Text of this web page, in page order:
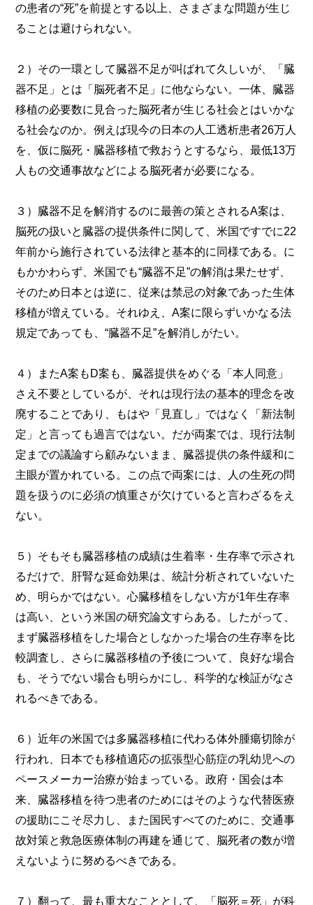
の患者の“死”を前提とする以上、さまざまな問題が生じ
ることは避けられない。
２）その一環として臓器不足が叫ばれて久しいが、「臓
器不足」とは「脳死者不足」に他ならない。一体、臓器
移植の必要数に見合った脳死者が生じる社会とはいかな
る社会なのか。例えば現今の日本の人工透析患者26万人
を、仮に脳死・臓器移植で救おうとするなら、最低13万
人もの交通事故などによる脳死者が必要になる。
３）臓器不足を解消するのに最善の策とされるA案は、
脳死の扱いと臓器の提供条件に関して、米国ですでに22
年前から施行されている法律と基本的に同様である。に
もかかわらず、米国でも“臓器不足”の解消は果たせず、
そのため日本とは逆に、従来は禁忌の対象であった生体
移植が増えている。それゆえ、A案に限らずいかなる法
規定であっても、“臓器不足”を解消しがたい。
４）またA案もD案も、臓器提供をめぐる「本人同意」
さえ不要としているが、それは現行法の基本的理念を改
廃することであり、もはや「見直し」ではなく「新法制
定」と言っても過言ではない。だが両案では、現行法制
定までの議論すら顧みないまま、臓器提供の条件緩和に
主眼が置かれている。この点で両案には、人の生死の問
題を扱うのに必須の慎重さが欠けていると言わざるをえ
ない。
５）そもそも臓器移植の成績は生着率・生存率で示され
るだけで、肝腎な延命効果は、統計分析されていないた
め、明らかではない。心臓移植をしない方が1年生存率
は高い、という米国の研究論文すらある。したがって、
まず臓器移植をした場合としなかった場合の生存率を比
較調査し、さらに臓器移植の予後について、良好な場合
も、そうでない場合も明らかにし、科学的な検証がなさ
れるべきである。
６）近年の米国では多臓器移植に代わる体外腫瘍切除が
行われ、日本でも移植適応の拡張型心筋症の乳幼児への
ペースメーカー治療が始まっている。政府・国会は本
来、臓器移植を待つ患者のためにはそのような代替医療
の援助にこそ尽力し、また国民すべてのために、交通事
故対策と救急医療体制の再建を通じて、脳死者の数が増
えないように努めるべきである。
７）翻って、最も重大なこととして、「脳死＝死」が科